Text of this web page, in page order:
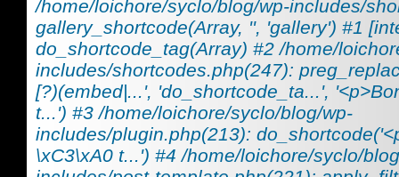
/home/loichore/syclo/blog/wp-includes/
gallery_shortcode(Array, '', 'gallery') #1
do_shortcode_tag(Array) #2 /home/
includes/shortcodes.php(247):
[?)(embed|...', 'do_shortcode_ta...',
t...') #3 /home/loichore/syclo/blog/wp-
includes/plugin.php(213):
\xC3\xA0 t...') #4 /home/loichore/syclo/